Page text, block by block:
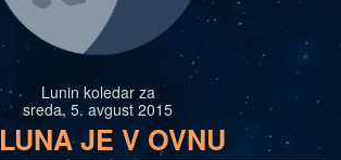
Lunin koledar za
sreda, 5. avgust 2015
LUNA JE V OVNU